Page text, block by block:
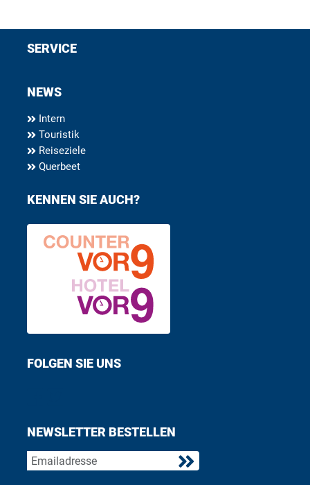
SERVICE
NEWS
Intern
Touristik
Reiseziele
Querbeet
KENNEN SIE AUCH?
FOLGEN SIE UNS
NEWSLETTER BESTELLEN